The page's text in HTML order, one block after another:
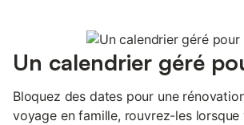
Un calendrier géré
Bloquez des dates pour une
voyage en famille, rouvrez-les